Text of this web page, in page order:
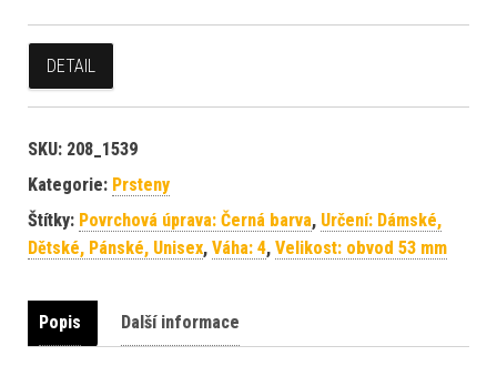
DETAIL
SKU: 208_1539
Kategorie: Prsteny
Štítky: Povrchová úprava: Černá barva, Určení: Dámské,
Dětské, Pánské, Unisex, Váha: 4, Velikost: obvod 53 mm
Popis Další informace